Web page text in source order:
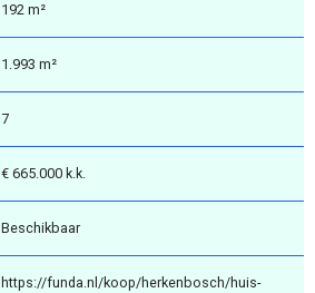
192 m²
1.993 m²
7
€ 665.000 k.k.
Beschikbaar
https://funda.nl/koop/herkenbosch/huis-